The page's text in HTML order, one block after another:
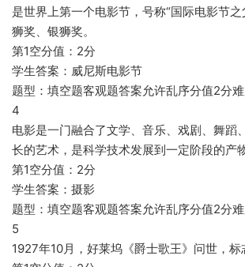
是世界上第一个电影节，号称“国际电影节
狮奖、银狮奖。
第1空分值：2分
学生答案：威尼斯电影节
题型：填空题客观题答案允许乱序分值2分
4
电影是一门融合了文学、音乐、戏剧、舞蹈
长的艺术，是科学技术发展到一定阶段的产物
第1空分值：2分
学生答案：摄影
题型：填空题客观题答案允许乱序分值2分
5
1927年10月，好莱坞《爵士歌王》问世，标